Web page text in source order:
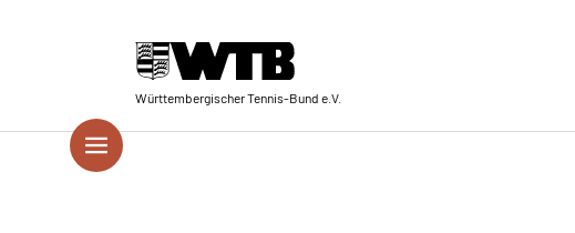
Württembergischer Tennis-Bund e.V.